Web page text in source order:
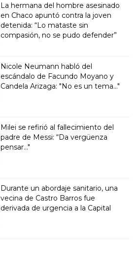
La hermana del hombre asesinado
en Chaco apuntó contra la joven
detenida: “Lo mataste sin
compasión, no se pudo defender”
Nicole Neumann habló del
escándalo de Facundo Moyano y
Candela Arizaga: "No es un tema..."
Milei se refirió al fallecimiento del
padre de Messi: “Da vergüenza
pensar..."
Durante un abordaje sanitario, una
vecina de Castro Barros fue
derivada de urgencia a la Capital